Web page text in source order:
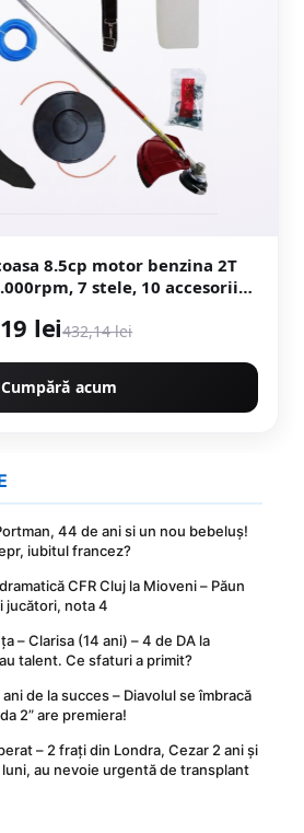
8.5cp motor benzina 2T
7 stele, 10 accesorii
CMP1546
lei432,14 lei
Cumpără acum
44 de ani si un nou bebeluș!
iubitul francez?
CFR Cluj la Mioveni – Păun
jucători, nota 4
– Clarisa (14 ani) – 4 de DA la
talent. Ce sfaturi a primit?
ani de la succes – Diavolul se îmbracă
2” are premiera!
– 2 frați din Londra, Cezar 2 ani și
luni, au nevoie urgentă de transplant